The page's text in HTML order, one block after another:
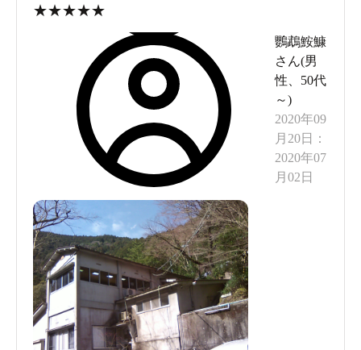
★★★★★
鸚鵡鮟鱇
さん(男
性
50代
～)
2020年09
月20日
：
2020年07
月02日